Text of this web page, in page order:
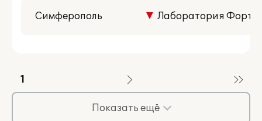
Симферополь ▼ Лаборатория Форт
Показать ещё
1